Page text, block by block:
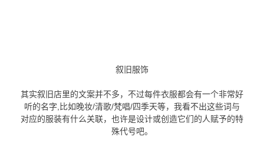
叙旧服饰
其实叙旧店里的文案并不多，不过每件衣服都会有一个非常好
听的名字,比如晚妆/清歌/梵唱/四季天等，我看不出这些词与
对应的服装有什么关联，也许是设计或创造它们的人赋予的特
殊代号吧。